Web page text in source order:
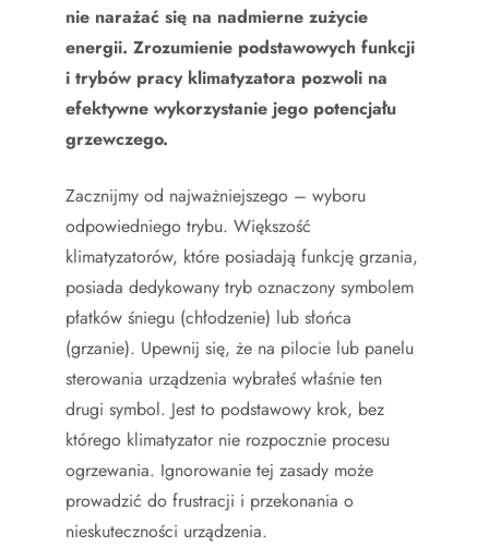
nie narażać się na nadmierne zużycie
energii. Zrozumienie podstawowych funkcji
i trybów pracy klimatyzatora pozwoli na
efektywne wykorzystanie jego potencjału
grzewczego.
Zacznijmy od najważniejszego – wyboru
odpowiedniego trybu. Większość
klimatyzatorów, które posiadają funkcję grzania,
posiada dedykowany tryb oznaczony symbolem
płatków śniegu (chłodzenie) lub słońca
(grzanie). Upewnij się, że na pilocie lub panelu
sterowania urządzenia wybrałeś właśnie ten
drugi symbol. Jest to podstawowy krok, bez
którego klimatyzator nie rozpocznie procesu
ogrzewania. Ignorowanie tej zasady może
prowadzić do frustracji i przekonania o
nieskuteczności urządzenia.